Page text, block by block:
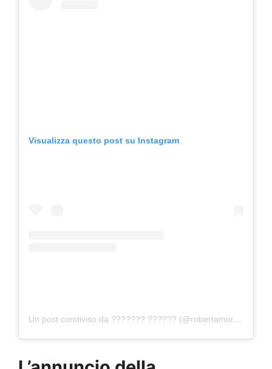
Visualizza questo post su Instagram
Un post condiviso da ??????? ?????? (@robertamorise)